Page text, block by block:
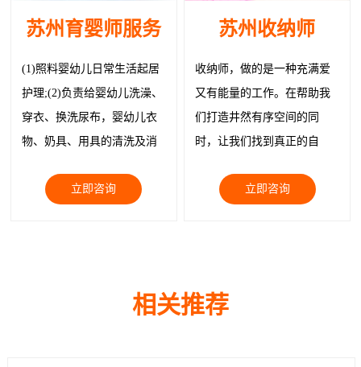
苏州育婴师服务
(1)照料婴幼儿日常生活起居
护理;(2)负责给婴幼儿洗澡、
穿衣、换洗尿布，婴幼儿衣
物、奶具、用具的清洗及消
领婴幼儿玩耍;立即咨询
苏州收纳师
收纳师，做的是一种充满爱
又有能量的工作。在帮助我
们打造井然有序空间的同
时，让我们找到真正的自
以待。
立即咨询
相关推荐